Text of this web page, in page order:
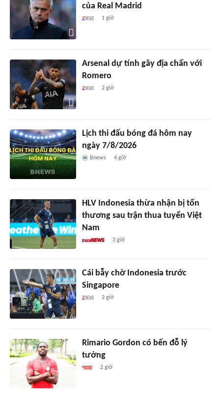
của Real Madrid
1 giờ
Arsenal dự tính gây địa chấn với
Romero
2 giờ
Lịch thi đấu bóng đá hôm nay
ngày 7/8/2026
Bnews 4 giờ
HLV Indonesia thừa nhận bị tổn
thương sau trận thua tuyển Việt
Nam
3 giờ
Cái bẫy chờ Indonesia trước
Singapore
2 giờ
Rimario Gordon có bến đỗ lý
tưởng
2 giờ